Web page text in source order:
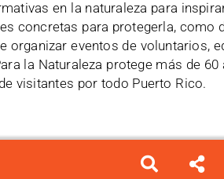
en la naturaleza para
concretas para protegerla, como
organizar eventos de voluntarios,
la Naturaleza protege más de 60
visitantes por todo Puerto Rico.